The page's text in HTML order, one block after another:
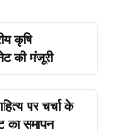
कृषि
की मंजूरी
पर चर्चा के
का समापन